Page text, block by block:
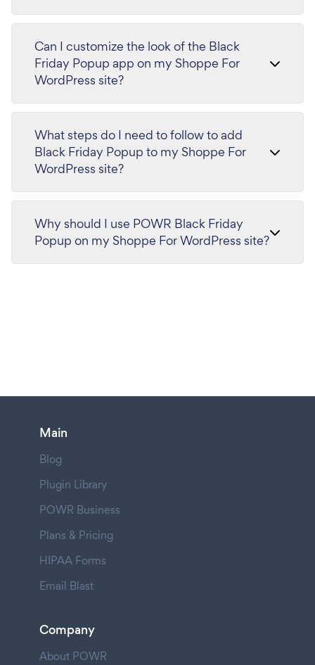
Can I customize the look of the Black
Friday Popup app on my Shoppe For
WordPress site?
What steps do I need to follow to add
Black Friday Popup to my Shoppe For
WordPress site?
Why should I use POWR Black Friday
Popup on my Shoppe For WordPress site?
Main
Blog
Plugin Library
POWR Business
Plans & Pricing
HIPAA Forms
Email Blast
Company
About POWR